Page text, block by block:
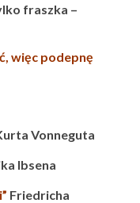
fraszka –
więc podepnę
Vonneguta
Ibsena
Friedricha